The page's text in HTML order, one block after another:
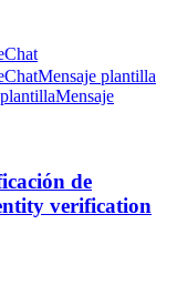
Mensaje plantilla
Mensaje
de
verification